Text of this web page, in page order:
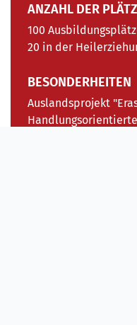
ANZAHL DER
100
20 in der
BESONDERHEITEN
Auslandsprojekt